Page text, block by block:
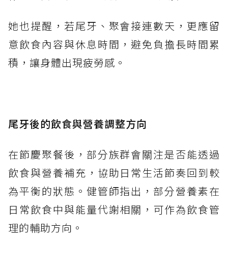
她也提醒，若尾牙、聚會接連數天，更應留
意飲食內容與休息時間，避免負擔長時間累
積，讓身體出現疲勞感。
尾牙後的飲食與營養調整方向
在節慶聚餐後，部分族群會關注是否能透過
飲食與營養補充，協助日常生活節奏回到較
為平衡的狀態。健管師指出，部分營養素在
日常飲食中與能量代謝相關，可作為飲食管
理的輔助方向。